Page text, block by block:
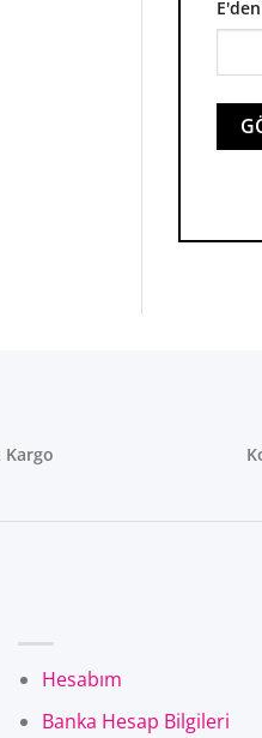
Kargo
Hesabım
Banka Hesap Bilgileri